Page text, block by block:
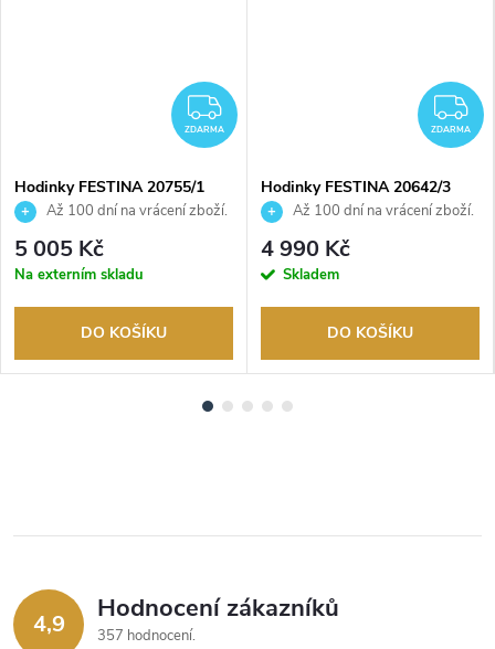
ZDARMA
ZDARMA
Hodinky FESTINA 20755/1
Až 100 dní na vrácení zboží.
Autorizovaný prodejce.
5 005 Kč
Na externím skladu
DO KOŠÍKU
ZDARMA
Hodinky FESTINA 20642/3
Až 100 dní na vrácení zboží.
Autorizovaný prodejce.
4 990 Kč
Skladem
DO KOŠÍKU
4,9 Hodnocení zákazníků
357 hodnocení